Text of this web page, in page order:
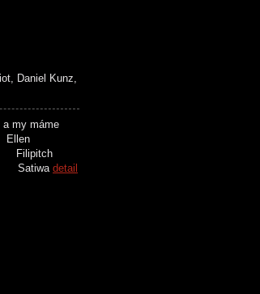
Daniel Kunz,
a my máme
Ellen
Filipitch
detail